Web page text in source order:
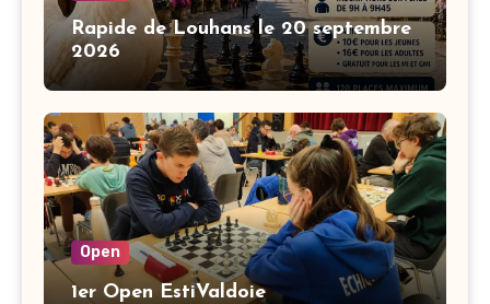
Rapide de Louhans le 20 septembre
2026
Open
1er Open EstiValdoie